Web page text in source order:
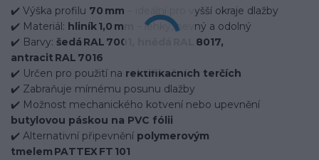
✔️ Výška profilu 70 mm – ideální pro vyšší okraje dlažby
✔️ Materiál: hliník 1,0 mm
– lehký, pevný a odolný
✔️ Barvy: šedá RAL 7001, hnědá RAL 8017,
antracit RAL 7016
✔️ Určen pro použití na rektifikačních terčích
✔️ Zabraňuje mírnému posunu dlažby
✔️ Možnost mechanického kotvení nebo upevnění
butylovou páskou na PVC fólii
✔️ Alternativní připevnění polymerovým
tmelem PATTEX FT 101